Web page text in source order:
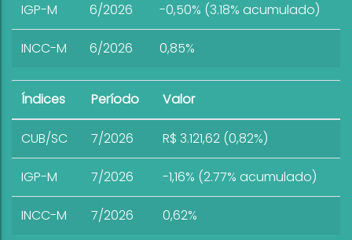
IGP-M 6/2026 -0,50% (3.18% acumulado)
INCC-M 6/2026 0,85%
Índices Período Valor
CUB/SC 7/2026 R$ 3.121,62 (0,82%)
IGP-M 7/2026 -1,16% (2.77% acumulado)
INCC-M 7/2026 0,62%